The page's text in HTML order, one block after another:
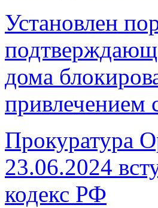
Установлен
дома
привлечением
Прокуратура
23.06.2024
кодекс РФ